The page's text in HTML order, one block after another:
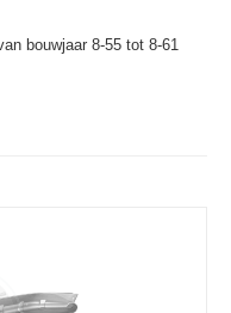
bouwjaar 8-55 tot 8-61